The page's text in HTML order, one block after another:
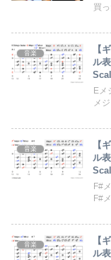
買
音楽
【
ル
Eメ
メ
音楽
【
ル
F#
F#
音楽
【
ル